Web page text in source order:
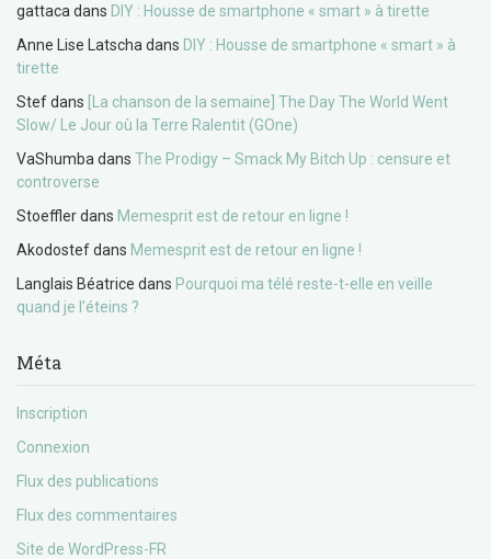
gattaca dans DIY : Housse de smartphone « smart » à tirette
Anne Lise Latscha dans DIY : Housse de smartphone « smart » à
tirette
Stefdans
[La chanson de la semaine] The Day The World Went
Slow/ Le Jour où la Terre Ralentit (GOne)
VaShumba dans The Prodigy – Smack My Bitch Up : censure et
controverse
Stoefflerdans Memesprit est de retour en ligne !
Akodostefdans Memesprit est de retour en ligne !
Langlais Béatrice dans Pourquoi ma télé reste-t-elle en veille
quand je l’éteins ?
Méta
Inscription
Connexion
Flux des publications
Flux des commentaires
Site de WordPress-FR